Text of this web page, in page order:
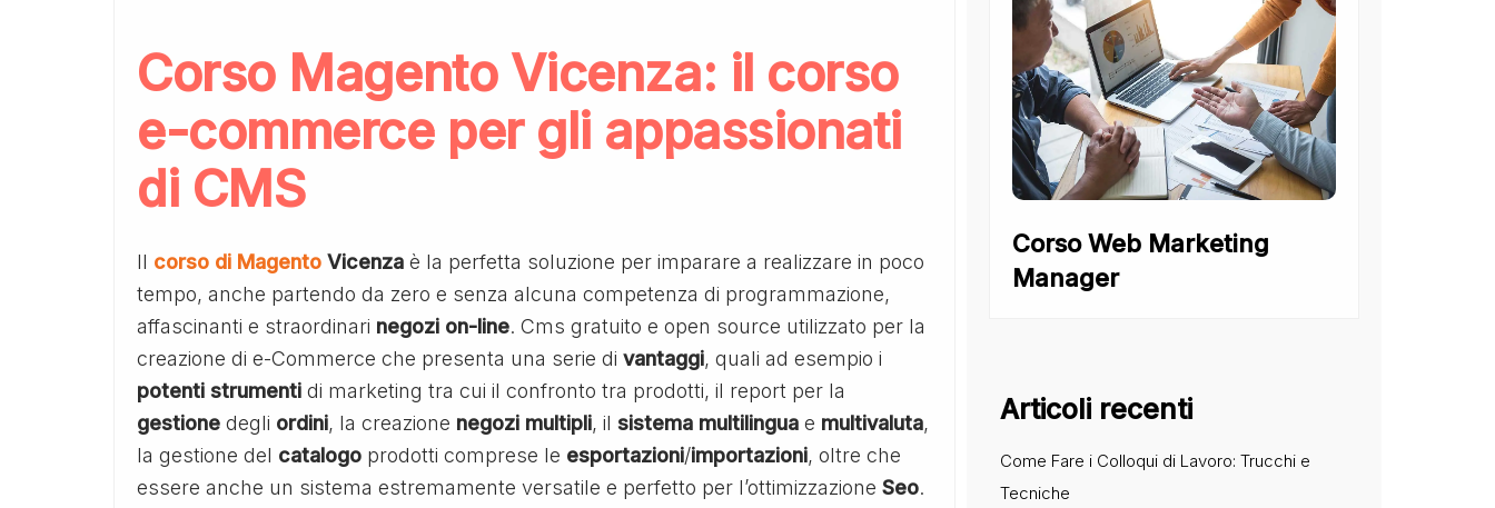
Corso Magento Vicenza: il corso
e-commerce per gli appassionati
di CMS
Il corso di Magento Vicenza è la perfetta soluzione per imparare a realizzare in poco
tempo, anche partendo da zero e senza alcuna competenza di programmazione,
affascinanti e straordinari negozi on-line. Cms gratuito e open source utilizzato per la
creazione di e-Commerce che presenta una serie di vantaggi, quali ad esempio i
potenti strumenti di marketing tra cui il confronto tra prodotti, il report per la
gestione degli ordini, la creazione negozi multipli, il sistema multilingua e multivaluta,
la gestione del catalogo prodotti comprese le esportazioni/importazioni, oltre che
essere anche un sistema estremamente versatile e perfetto per l’ottimizzazione Seo.
Corso Web Marketing
Manager
Articoli recenti
Come Fare i Colloqui di Lavoro: Trucchi e
Tecniche